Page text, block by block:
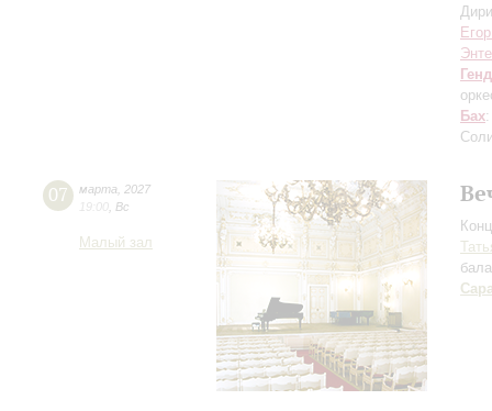
Бах
07 марта
2027
19:00 Вс
Малый зал